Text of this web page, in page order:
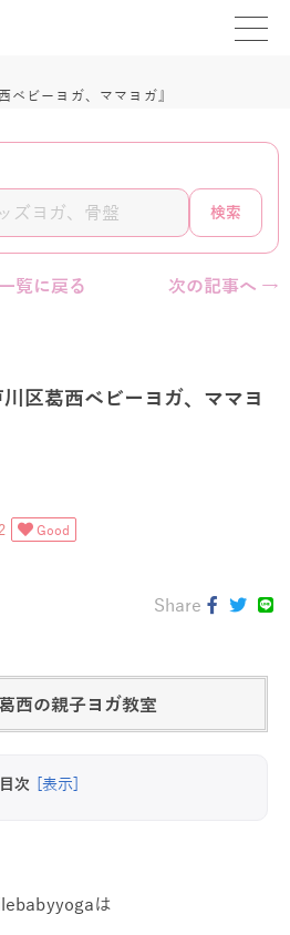
スンを探す
BLOG
ガ資格講座 ›
ベビーヨガ、ママヨガ』
検索
一覧に戻る 次の記事へ →
区葛西ベビーヨガ、ママヨ
Good
Share
西の親子ヨガ教室
目次 [表示]
は